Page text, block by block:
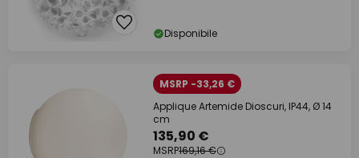
Disponibile
MSRP -33,26 €
Applique Artemide Dioscuri, IP44, Ø 14
cm
135,90 €
MSRP169,16 €